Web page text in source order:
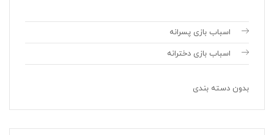
اسباب بازی پسرانه
اسباب بازی دخترانه
بدون دسته بندی